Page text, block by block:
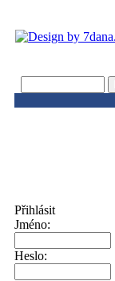
Přihlásit
Jméno:
Heslo: